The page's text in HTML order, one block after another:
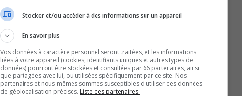
Stocker et/ou accéder à des informations sur un appareil
En savoir plus
Vos données à caractère personnel seront traitées, et les informations
liées à votre appareil (cookies, identifiants uniques et autres types de
données) pourront être stockées et consultées par 66 partenaires, ainsi
que partagées avec lui, ou utilisées spécifiquement par ce site. Nos
partenaires et nous-mêmes sommes susceptibles d'utiliser des données
de géolocalisation précises. Liste des partenaires.